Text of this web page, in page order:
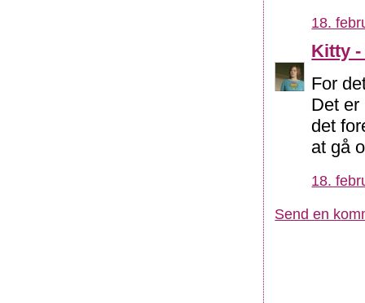
18.
Kitty -
For
Det
det
at gå
18.
Send en